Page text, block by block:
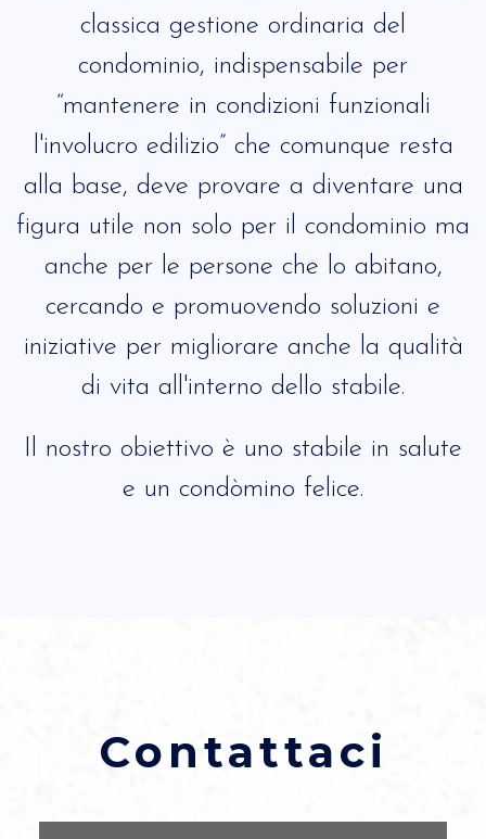
classica gestione ordinaria del
condominio, indispensabile per
“mantenere in condizioni funzionali
l'involucro edilizio” che comunque resta
alla base, deve provare a diventare una
figura utile non solo per il condominio ma
anche per le persone che lo abitano,
cercando e promuovendo soluzioni e
iniziative per migliorare anche la qualità
di vita all'interno dello stabile.
Il nostro obiettivo è uno stabile in salute
e un condòmino felice.
Contattaci